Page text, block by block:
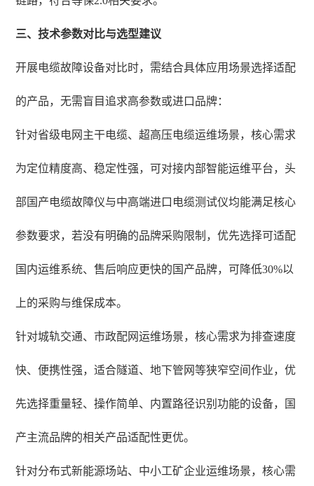
三、技术参数对比与选型建议
开展电缆故障设备对比时，需结合具体应用场景选择适配
的产品，无需盲目追求高参数或进口品牌：
针对省级电网主干电缆、超高压电缆运维场景，核心需求
为定位精度高、稳定性强，可对接内部智能运维平台，头
部国产电缆故障仪与中高端进口电缆测试仪均能满足核心
参数要求，若没有明确的品牌采购限制，优先选择可适配
国内运维系统、售后响应更快的国产品牌，可降低30%以
上的采购与维保成本。
针对城轨交通、市政配网运维场景，核心需求为排查速度
快、便携性强，适合隧道、地下管网等狭窄空间作业，优
先选择重量轻、操作简单、内置路径识别功能的设备，国
产主流品牌的相关产品适配性更优。
针对分布式新能源场站、中小工矿企业运维场景，核心需